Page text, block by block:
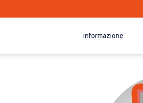
informazione